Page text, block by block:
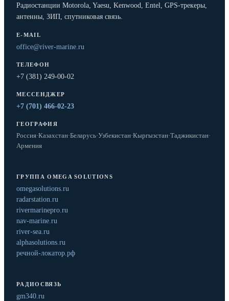
Радиостанции Motorola, Yaesu, Kenwood, Entel, GPS-трекеры,
антенны, ЗИП, спутниковая связь.
E-MAIL
office@river-marine.ru
ТЕЛЕФОН
+7 (381) 249-00-02
МЕССЕНДЖЕР
+7 (701) 466-02-23
ГЕОГРАФИЯ
Россия·Казахстан·Беларусь·Узбекистан·Кыргызстан·Таджикистан·
Армения
ГРУППА OMEGA SOLUTIONS
omegasolutions.ru
radarstation.ru
rivermarinepro.ru
nav-marine.ru
river-sea.ru
alphasolutions.ru
речной-локатор.рф
РАДИОСВЯЗЬ
gm340.ru